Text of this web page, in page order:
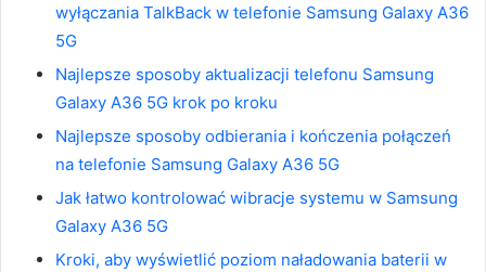
wyłączania TalkBack w telefonie Samsung Galaxy A36
5G
Najlepsze sposoby aktualizacji telefonu Samsung
Galaxy A36 5G krok po kroku
Najlepsze sposoby odbierania i kończenia połączeń
na telefonie Samsung Galaxy A36 5G
Jak łatwo kontrolować wibracje systemu w Samsung
Galaxy A36 5G
Kroki, aby wyświetlić poziom naładowania baterii w